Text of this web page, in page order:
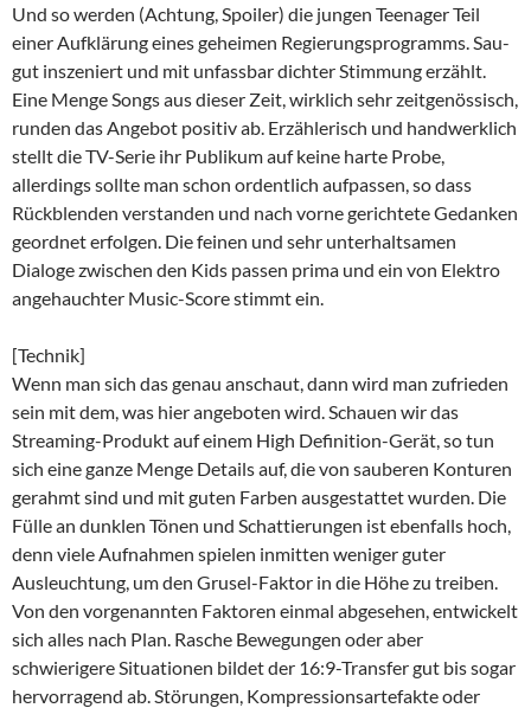
Und so werden (Achtung, Spoiler) die jungen Teenager Teil
einer Aufklärung eines geheimen Regierungsprogramms. Sau-
gut inszeniert und mit unfassbar dichter Stimmung erzählt.
Eine Menge Songs aus dieser Zeit, wirklich sehr zeitgenössisch,
runden das Angebot positiv ab. Erzählerisch und handwerklich
stellt die TV-Serie ihr Publikum auf keine harte Probe,
allerdings sollte man schon ordentlich aufpassen, so dass
Rückblenden verstanden und nach vorne gerichtete Gedanken
geordnet erfolgen. Die feinen und sehr unterhaltsamen
Dialoge zwischen den Kids passen prima und ein von Elektro
angehauchter Music-Score stimmt ein.
[Technik]
Wenn man sich das genau anschaut, dann wird man zufrieden
sein mit dem, was hier angeboten wird. Schauen wir das
Streaming-Produkt auf einem High Definition-Gerät, so tun
sich eine ganze Menge Details auf, die von sauberen Konturen
gerahmt sind und mit guten Farben ausgestattet wurden. Die
Fülle an dunklen Tönen und Schattierungen ist ebenfalls hoch,
denn viele Aufnahmen spielen inmitten weniger guter
Ausleuchtung, um den Grusel-Faktor in die Höhe zu treiben.
Von den vorgenannten Faktoren einmal abgesehen, entwickelt
sich alles nach Plan. Rasche Bewegungen oder aber
schwierigere Situationen bildet der 16:9-Transfer gut bis sogar
hervorragend ab. Störungen, Kompressionsartefakte oder